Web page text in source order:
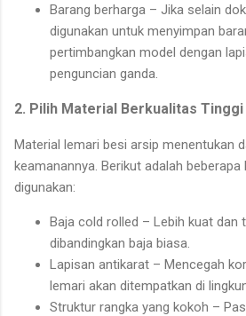
Barang berharga – Jika selain
digunakan untuk menyimpan
pertimbangkan model dengan
penguncian ganda.
2. Pilih Material Berkualitas Tinggi
Material lemari besi arsip menentukan
keamanannya. Berikut adalah
digunakan:
Baja cold rolled – Lebih kuat dan
dibandingkan baja biasa.
Lapisan antikarat – Mencegah
lemari akan ditempatkan di
Struktur rangka yang kokoh –